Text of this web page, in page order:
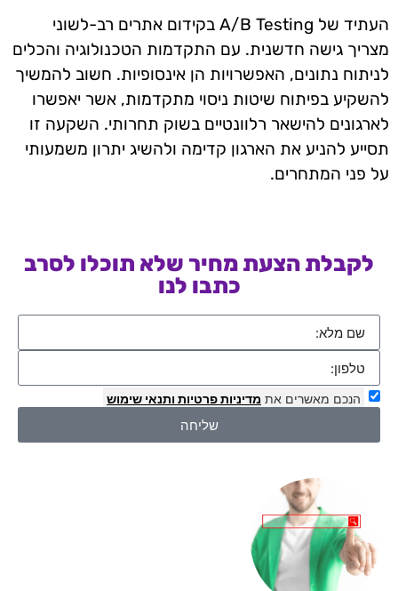
העתיד של A/B Testing בקידום אתרים רב-לשוני
מצריך גישה חדשנית. עם התקדמות הטכנולוגיה והכלים
לניתוח נתונים, האפשרויות הן אינסופיות. חשוב להמשיך
להשקיע בפיתוח שיטות ניסוי מתקדמות, אשר יאפשרו
לארגונים להישאר רלוונטיים בשוק תחרותי. השקעה זו
תסייע להניע את הארגון קדימה ולהשיג יתרון משמעותי
על פני המתחרים.
לקבלת הצעת מחיר שלא תוכלו לסרב
כתבו לנו
הנכם מאשרים את מדיניות פרטיות ותנאי שימוש
שליחה